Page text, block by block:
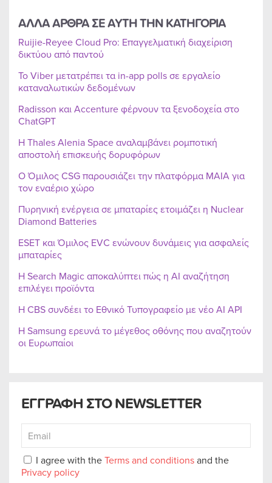
ΕΓΓΡΑΦΗ ΣΤΟ NEWSLETTER
I agree with theTerms and conditionsand the
Privacy policy
ΑΛΛΑ ΑΡΘΡΑ ΣΕ ΑΥΤΗ ΤΗΝ ΚΑΤΗΓΟΡΙΑ
Ruijie-Reyee Cloud Pro: Επαγγελματική διαχείριση
δικτύου από παντού
Το Viber μετατρέπει τα in-app polls σε εργαλείο
καταναλωτικών δεδομένων
Radisson και Accenture φέρνουν τα ξενοδοχεία στο
ChatGPT
Η Thales Alenia Space αναλαμβάνει ρομποτική
αποστολή επισκευής δορυφόρων
Ο Όμιλος CSG παρουσιάζει την πλατφόρμα MAIA για
τον εναέριο χώρο
Πυρηνική ενέργεια σε μπαταρίες ετοιμάζει η Nuclear
Diamond Batteries
ESET και Όμιλος EVC ενώνουν δυνάμεις για ασφαλείς
μπαταρίες
Η Search Magic αποκαλύπτει πώς η AI αναζήτηση
επιλέγει προϊόντα
Η CBS συνδέει το Εθνικό Τυπογραφείο με νέο AI API
Η Samsung ερευνά το μέγεθος οθόνης που αναζητούν
οι Ευρωπαίοι